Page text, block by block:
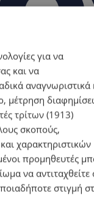
στις
για να
και να
αναγνωριστικά
μέτρηση
τρίτων (1913)
σκοπούς,
χαρακτηριστικών
προμηθευτές
να αντιταχθείτε
στιγμή